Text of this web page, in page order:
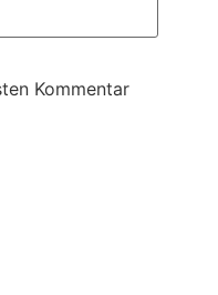
Kommentar